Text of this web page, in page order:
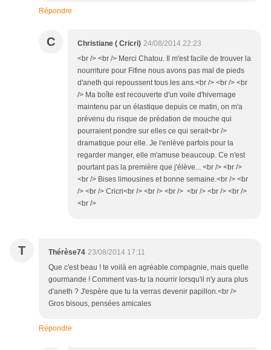
Répondre
C Christiane ( Cricri) 24/08/2014 22:23
<br /> <br /> Merci Chatou. Il m'est facile de trouver la
nourriture pour Fifine nous avons pas mal de pieds
d'aneth qui repoussent tous les ans.<br /> <br /> <br
/> Ma boîte est recouverte d'un voile d'hivernage
maintenu par un élastique depuis ce matin, on m'a
prévenu du risque de prédation de mouche qui
pourraient pondre sur elles ce qui serait<br />
dramatique pour elle. Je l'enlève parfois pour la
regarder manger, elle m'amuse beaucoup. Ce n'est
pourtant pas la première que j'élève... <br /> <br />
<br /> Bises limousines et bonne semaine.<br /> <br
/> <br /> Cricri<br /> <br /> <br /> <br /> <br /> <br />
<br />
T Thérèse74 23/08/2014 17:11
Que c'est beau ! te voilà en agréable compagnie, mais quelle
gourmande ! Comment vas-tu la nourrir lorsqu'il n'y aura plus
d'aneth ? J'espère que tu la verras devenir papillon.<br />
Gros bisous, pensées amicales
Répondre